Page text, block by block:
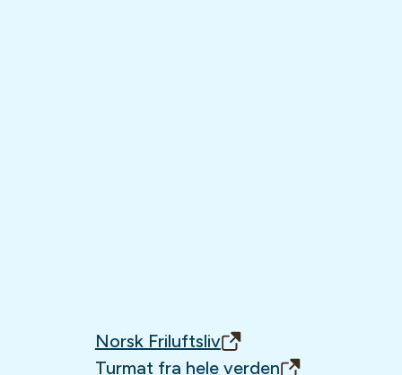
Norsk Friluftsliv
Turmat fra hele verden